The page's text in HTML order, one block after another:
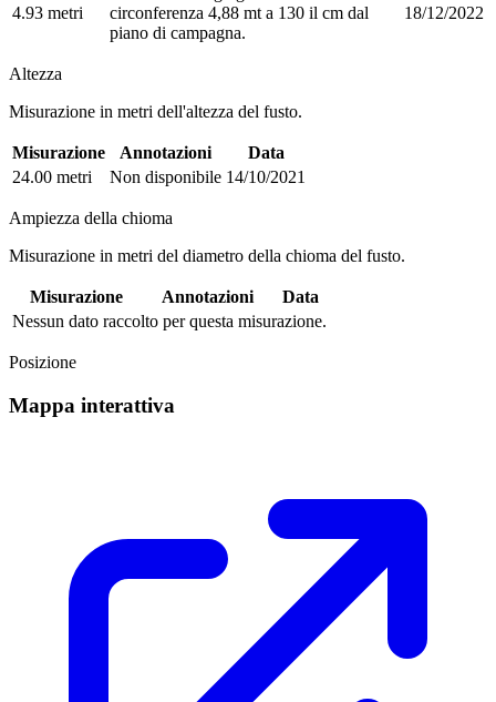
4.93 metri
circonferenza 4,88 mt a 130 il cm dal
piano di campagna.
18/12/2022
Altezza
Misurazione in metri dell'altezza del fusto.
Misurazione Annotazioni
Data
24.00 metri
Non disponibile 14/10/2021
Ampiezza della chioma
Misurazione in metri del diametro della chioma del fusto.
Misurazione Annotazioni
Data
Nessun dato raccolto per questa misurazione.
Posizione
Mappa interattiva